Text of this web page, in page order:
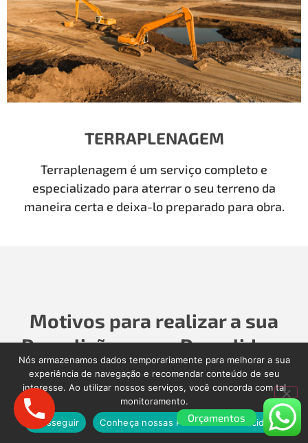
TERRAPLENAGEM
Terraplenagem é um serviço completo e
especializado para aterrar o seu terreno da
maneira certa e deixa-lo preparado para obra.
Motivos para realizar a sua
Demolição com a Demolidora
como Antigamente
Para realizar a sua Demolição, Limpeza Pós-Obra,
Limpeza Pós-enchente, é importante contratar
Orçamentos
Nós armazenamos dados temporariamente para melhorar a sua
experiência de navegação e recomendar conteúdo de seu
interesse. Ao utilizar nossos serviços, você concorda com tal
monitoramento.
Prosseguir
Conheça nossas Políticas de Privacidade.